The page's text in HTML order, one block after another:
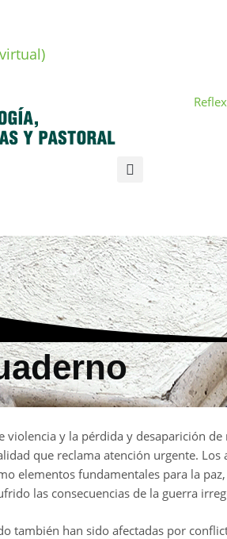
violencia y la pérdida y desaparición
que reclama atención urgente.
elementos fundamentales para la
las consecuencias de la guerra
también han sido afectadas por